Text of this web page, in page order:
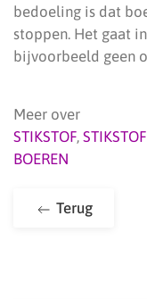
bedoeling is dat
stoppen. Het gaat
bijvoorbeeld geen
Meer over
STIKSTOF,
BOEREN
Terug